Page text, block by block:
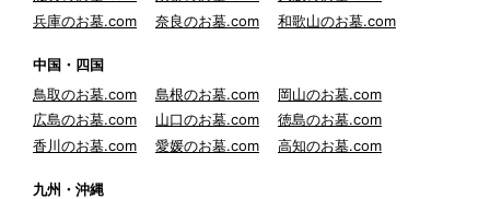
兵庫のお墓.com
奈良のお墓.com 和歌山のお墓.com
中国・四国
鳥取のお墓.com
島根のお墓.com
岡山のお墓.com
広島のお墓.com
山口のお墓.com
徳島のお墓.com
香川のお墓.com
愛媛のお墓.com 高知のお墓.com
九州・沖縄